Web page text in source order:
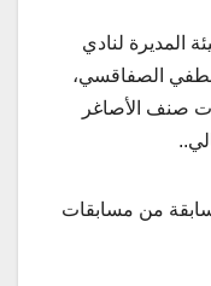
المديرة لنادي
الصفاقسي،
صنف الأصاغر
من مسابقات